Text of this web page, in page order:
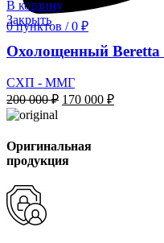
0пунктов / 0 ₽
В корзину
Закрыть
Охолощенный Beretta
СХП - ММГ
200 000₽ Первоначальная
000 ₽.
170 000 ₽Текущая
Оригинальная
продукция